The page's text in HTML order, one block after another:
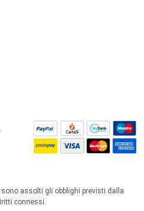
sono assolti gli obblighi previsti dalla
connessi.